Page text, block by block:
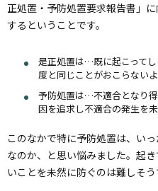
正処置・予防処置要求報告書」
するということです。
是正処置は…既に起こって
度と同じことがおこらない
予防処置は…不適合となり
因を追求し不適合の発生を
このなかで特に予防処置は、い
なのか、と思い悩みました。起
いことを未然に防ぐのは難しそう